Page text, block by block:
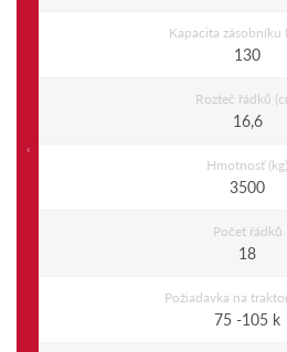
Kapacita zásobníku
130
Rozteč řádků
16,6
Hmotnosť (kg)
3500
Počet řádků
18
Požiadavka na
75 -105 k